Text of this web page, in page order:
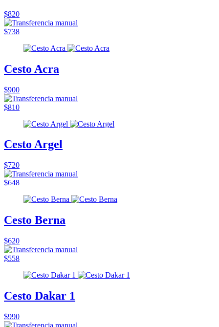
$820
$738
Cesto Acra
$900
$810
Cesto Argel
$720
$648
Cesto Berna
$620
$558
Cesto Dakar 1
$990